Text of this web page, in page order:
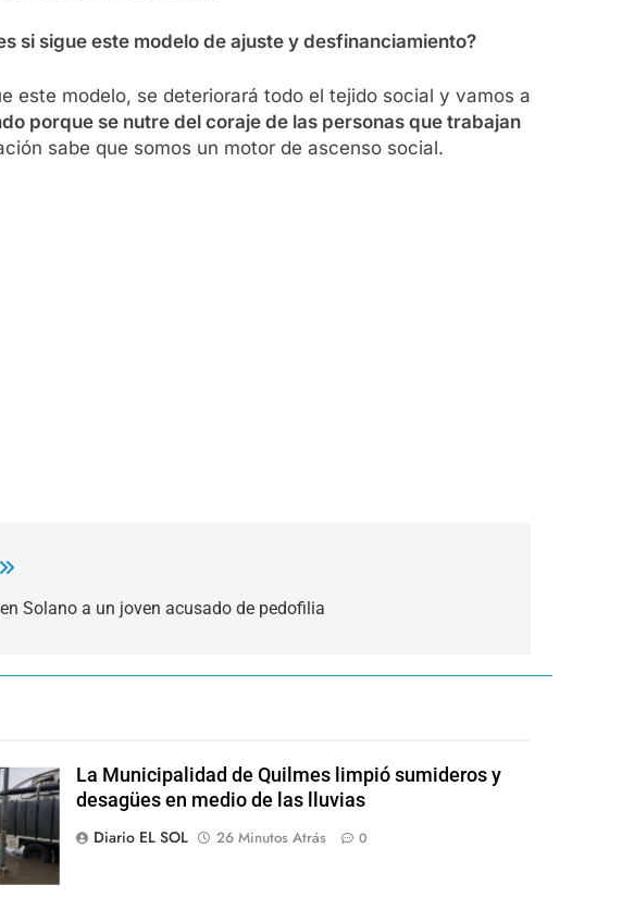
si sigue este modelo de ajuste y desfinanciamiento?
este modelo, se deteriorará todo el tejido social y vamos a
porque se nutre del coraje de las personas que trabajan
sabe que somos un motor de ascenso social.
Solano a un joven acusado de pedofilia
La Municipalidad de Quilmes limpió sumideros y
desagües en medio de las lluvias
Diario EL SOL
26 Minutos Atrás 0